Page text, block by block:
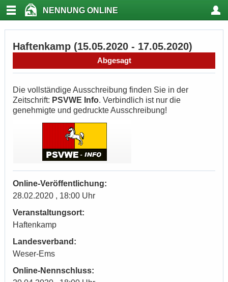
NENNUNG ONLINE
Haftenkamp (15.05.2020 - 17.05.2020)
Abgesagt
Die vollständige Ausschreibung finden Sie in der
Zeitschrift: PSVWE Info. Verbindlich ist nur die
genehmigte und gedruckte Ausschreibung!
Online-Veröffentlichung:
28.02.2020 , 18:00 Uhr
Veranstaltungsort:
Haftenkamp
Landesverband:
Weser-Ems
Online-Nennschluss: